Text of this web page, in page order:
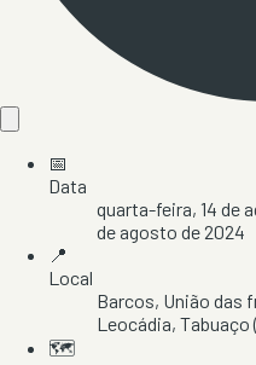
📅
Data
quarta-feira, 14 de
de agosto de 2024
📍
Local
Barcos, União das
Leocádia, Tabuaço
🗺️